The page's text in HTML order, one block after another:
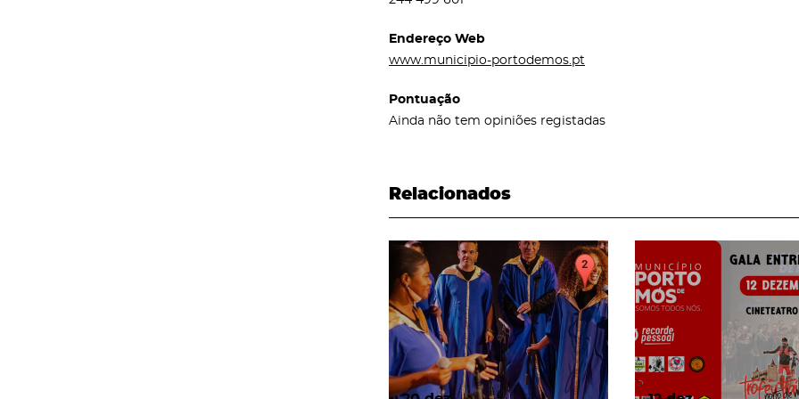
Endereço Web
www.municipio-portodemos.pt
Pontuação
Ainda não tem opiniões registadas
Relacionados
page